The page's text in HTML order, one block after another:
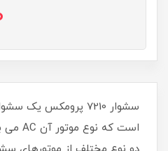
سشوار 7210 پرومکس